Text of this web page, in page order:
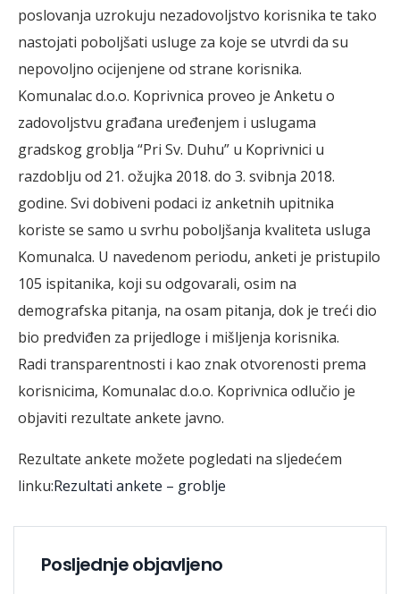
poslovanja uzrokuju nezadovoljstvo korisnika te tako
nastojati poboljšati usluge za koje se utvrdi da su
nepovoljno ocijenjene od strane korisnika.
Komunalac d.o.o. Koprivnica proveo je Anketu o
zadovoljstvu građana uređenjem i uslugama
gradskog groblja “Pri Sv. Duhu” u Koprivnici u
razdoblju od 21. ožujka 2018. do 3. svibnja 2018.
godine. Svi dobiveni podaci iz anketnih upitnika
koriste se samo u svrhu poboljšanja kvaliteta usluga
Komunalca. U navedenom periodu, anketi je pristupilo
105 ispitanika, koji su odgovarali, osim na
demografska pitanja, na osam pitanja, dok je treći dio
bio predviđen za prijedloge i mišljenja korisnika.
Radi transparentnosti i kao znak otvorenosti prema
korisnicima, Komunalac d.o.o. Koprivnica odlučio je
objaviti rezultate ankete javno.
Rezultate ankete možete pogledati na sljedećem
linku:Rezultati ankete – groblje
Posljednje objavljeno